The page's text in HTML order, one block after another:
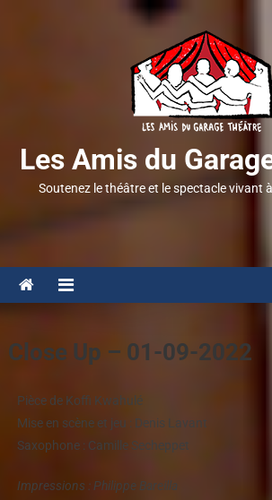
Les Amis du
Soutenez le théâtre et le spectacle vivant
Close Up – 01-09-2022
Pièce de Koffi Kwahulé
Mise en scène et jeu : Denis Lavant
Saxophone : Camille Secheppet
Impressions : Philippe Bareilla